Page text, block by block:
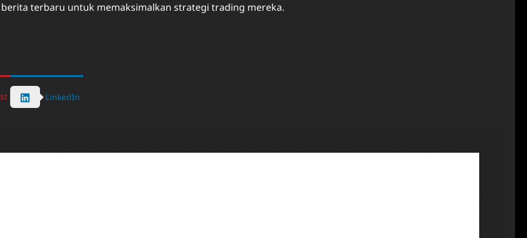
terbaru untuk memaksimalkan strategi trading mereka.
LinkedIn